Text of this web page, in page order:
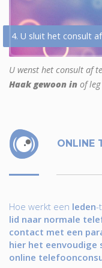
4. U sluit het consult
U wenst het consult af
Haak gewoon in of leg
ONLINE
Hoe werkt een leden-
lid naar normale
contact met een
hier het eenvoudige
online